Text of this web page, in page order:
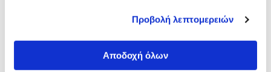
Προβολή λεπτομερειών
Αποδοχή όλων
Φαγητού Rose
Φαγητού Original Olive